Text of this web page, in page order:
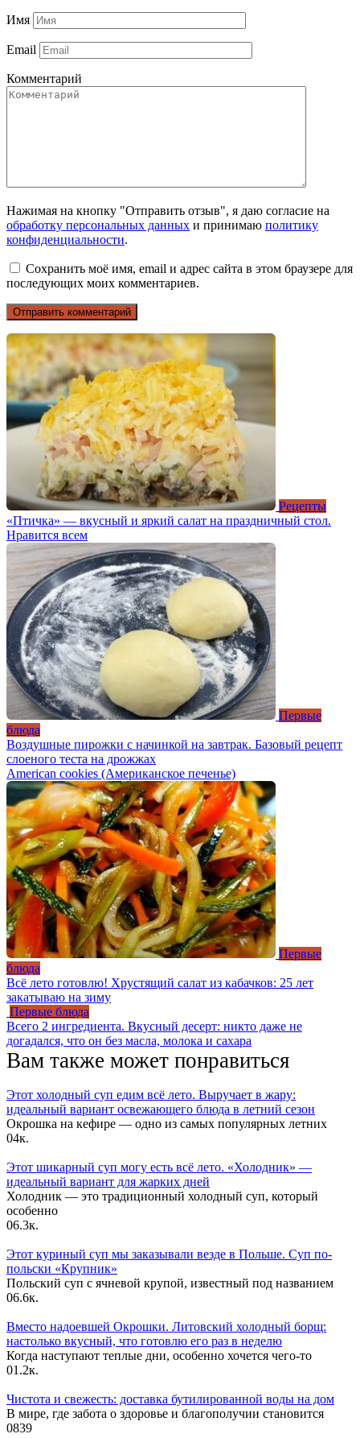
Имя
Email
Комментарий
Нажимая на кнопку "Отправить отзыв", я даю согласие на
обработку персональных данных и принимаю политику
конфиденциальности.
Сохранить моё имя, email и адрес сайта в этом браузере для
последующих моих комментариев.
Рецепты
«Птичка» — вкусный и яркий салат на праздничный стол.
Нравится всем
Первые
блюда
Воздушные пирожки с начинкой на завтрак. Базовый рецепт
слоеного теста на дрожжах
American cookies (Американское печенье)
Первые
блюда
Всë лето готовлю! Хрустящий салат из кабачков: 25 лет
закатываю на зиму
Первые блюда
Всего 2 ингредиента. Вкусный десерт: никто даже не
догадался, что он без масла, молока и сахара
Вам также может понравиться
Этот холодный суп едим всё лето. Выручает в жару:
идеальный вариант освежающего блюда в летний сезон
Окрошка на кефире — одно из самых популярных летних
04к.
Этот шикарный суп могу есть всё лето. «Холодник» —
идеальный вариант для жарких дней
Холодник — это традиционный холодный суп, который
особенно
06.3к.
Этот куриный суп мы заказывали везде в Польше. Суп по-
польски «Крупник»
Польский суп с ячневой крупой, известный под названием
06.6к.
Вместо надоевшей Окрошки. Литовский холодный борщ:
настолько вкусный, что готовлю его раз в неделю
Когда наступают теплые дни, особенно хочется чего-то
01.2к.
Чистота и свежесть: доставка бутилированной воды на дом
В мире, где забота о здоровье и благополучии становится
0839